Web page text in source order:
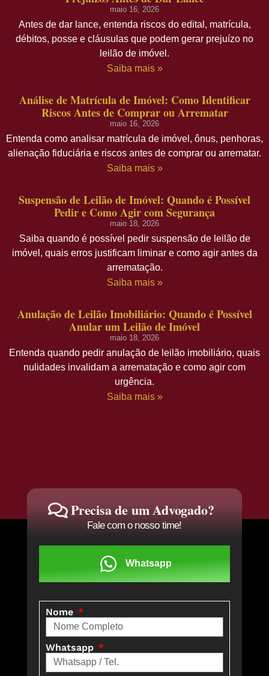
maio 16, 2026
Antes de dar lance, entenda riscos do edital, matrícula,
débitos, posse e cláusulas que podem gerar prejuízo no
leilão de imóvel.
Saiba mais »
Análise de Matrícula de Imóvel: Como Identificar
Riscos Antes de Comprar ou Arrematar
maio 16, 2026
Entenda como analisar matrícula de imóvel, ônus, penhoras,
alienação fiduciária e riscos antes de comprar ou arrematar.
Saiba mais »
Suspensão de Leilão de Imóvel: Quando é Possível
Pedir e Como Agir com Segurança
maio 18, 2026
Saiba quando é possível pedir suspensão de leilão de
imóvel, quais erros justificam liminar e como agir antes da
arrematação.
Saiba mais »
Anulação de Leilão Imobiliário: Quando é Possível
Anular um Leilão de Imóvel
maio 18, 2026
Entenda quando pedir anulação de leilão imobiliário, quais
nulidades invalidam a arrematação e como agir com
urgência.
Saiba mais »
Precisa de um Advogado?
Fale com o nosso time!
Whatsapp
Nome
Whatsapp